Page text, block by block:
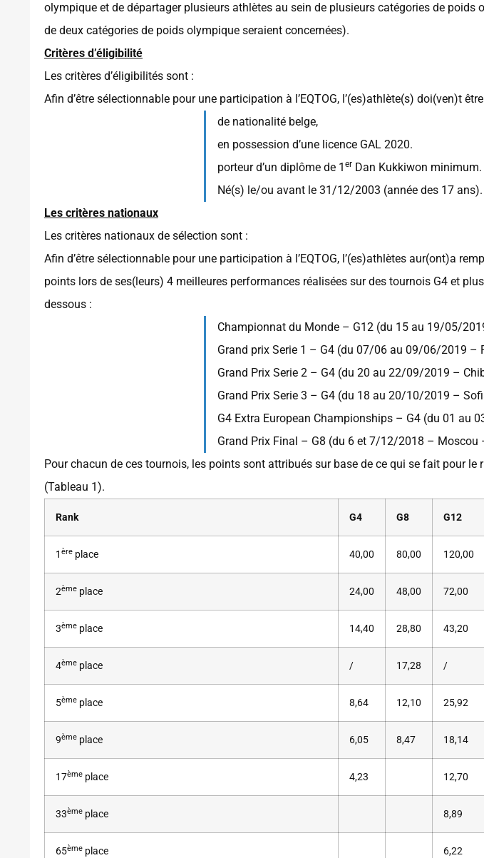
olympique et de départager plusieurs athlètes au sein de plusieurs catégories de poids
de deux catégories de poids olympique seraient concernées).
Critères d’éligibilité
Les critères d’éligibilités sont :
Afin d’être sélectionnable pour une participation à l’EQTOG, l’(es)athlète(s) doi(ven)t
de nationalité belge,
en possession d’une licence GAL 2020.
porteur d’un diplôme de 1 er Dan Kukkiwon minimum.
Né(s) le/ou avant le 31/12/2003 (année des 17 ans).
Les critères nationaux
Les critères nationaux de sélection sont :
Afin d’être sélectionnable pour une participation à l’EQTOG, l’(es)athlètes aur(ont)a
points lors de ses(leurs) 4 meilleures performances réalisées sur des tournois G4 et
dessous :
Championnat du Monde – G12 (du 15 au 19/05/
Grand prix Serie 1 – G4 (du 07/06 au 09/06/2019 –
Grand Prix Serie 2 – G4 (du 20 au 22/09/2019 –
Grand Prix Serie 3 – G4 (du 18 au 20/10/2019 –
G4 Extra European Championships – G4 (du 01 au
Grand Prix Final – G8 (du 6 et 7/12/2018 – Moscou
Pour chacun de ces tournois, les points sont attribués sur base de ce qui se fait pour le
(Tableau 1).
Rank G4 G8 G12
1 ère place 40,00 80,00 120,00
2ème place 24,00 48,00 72,00
3ème place 14,40 28,80 43,20
4ème place / 17,28 /
5ème place 8,64 12,10 25,92
9ème place 6,05 8,47 18,14
17ème place 4,23 12,70
33ème place 8,89
65ème place 6,22